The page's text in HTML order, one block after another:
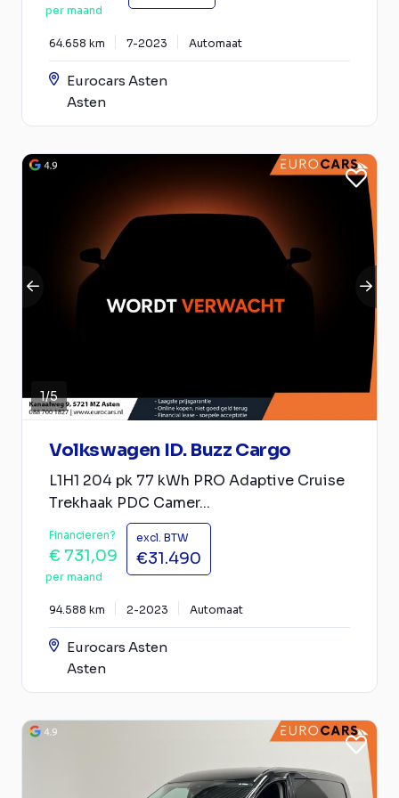
per maand
64.658 km 7-2023 Automaat
Eurocars Asten
Asten
1/5
Volkswagen ID. Buzz Cargo
L1H1 204 pk 77 kWh PRO Adaptive Cruise
Trekhaak PDC Camer...
Financieren?
€ 731,09
per maand
excl. BTW
€31.490
94.588 km 2-2023 Automaat
Eurocars Asten
Asten